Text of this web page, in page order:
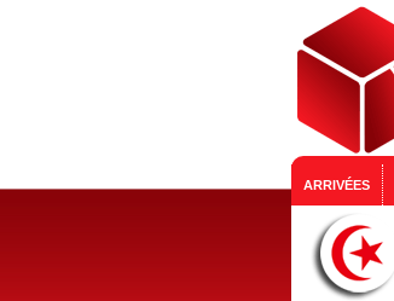
ARRIVÉES